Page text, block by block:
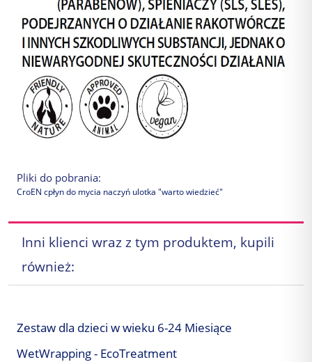
Pliki do pobrania:
CroEN cpłyn do mycia naczyń ulotka "warto wiedzieć"
Inni klienci wraz z tym produktem, kupili
również:
Zestaw dla dzieci w wieku 6-24 Miesiące
WetWrapping - EcoTreatment